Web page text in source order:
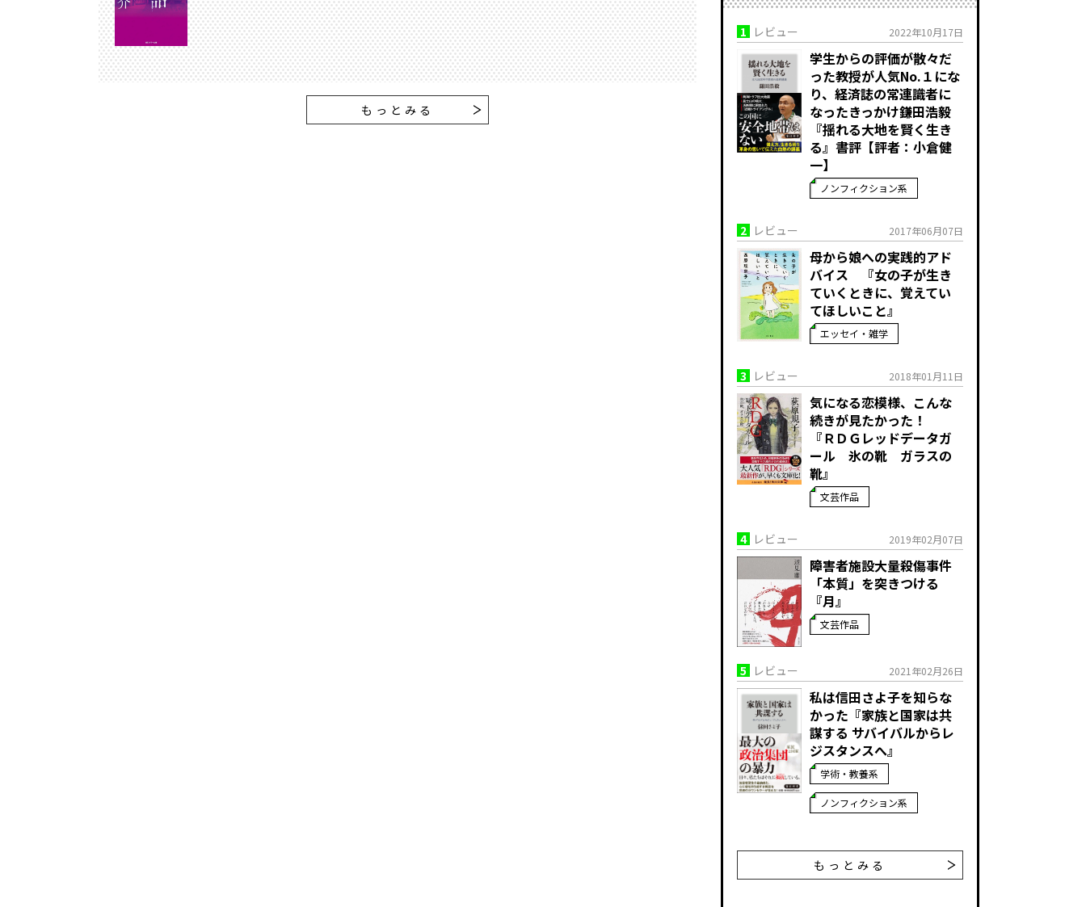
もっとみる
1 レビュー 2022年10月17日
学生からの評価が散々だ
った教授が人気No.１にな
り、経済誌の常連識者に
なったきっかけ――鎌田浩毅
『揺れる大地を賢く生き
る』書評【評者：小倉健
一】
ノンフィクション系
2 レビュー 2017年06月07日
母から娘への実践的アド
バイス 『女の子が生き
ていくときに、覚えてい
てほしいこと』
エッセイ・雑学
3 レビュー 2018年01月11日
気になる恋模様、こんな
続きが見たかった！
『ＲＤＧレッドデータガ
ール 氷の靴 ガラスの
靴』
文芸作品
4 レビュー 2019年02月07日
障害者施設大量殺傷事件
「本質」を突きつける
『月』
文芸作品
5 レビュー 2021年02月26日
私は信田さよ子を知らな
かった『家族と国家は共
謀する サバイバルからレ
ジスタンスへ』
学術・教養系
ノンフィクション系
もっとみる